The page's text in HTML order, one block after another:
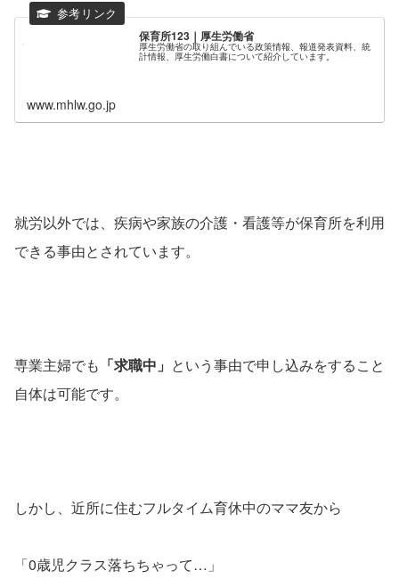
保育所123｜厚生労働省
厚生労働省の取り組んでいる政策情報、報道発表資料、統
計情報、厚生労働白書について紹介しています。
www.mhlw.go.jp
就労以外では、疾病や家族の介護・看護等が保育所を利用
できる事由とされています。
専業主婦でも 「求職中」 という事由で申し込みをすること
自体は可能です。
しかし、近所に住むフルタイム育休中のママ友から
「0歳児クラス落ちちゃって…」